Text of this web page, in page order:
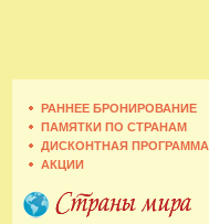
РАННЕЕ БРОНИРОВАНИЕ
ПАМЯТКИ ПО СТРАНАМ
ДИСКОНТНАЯ ПРОГРАММА
АКЦИИ